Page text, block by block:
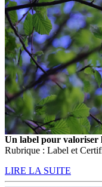
Un label pour valoriser
Rubrique : Label et
LIRE LA SUITE